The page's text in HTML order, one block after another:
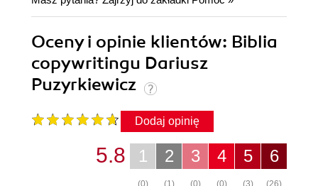
Oceny i opinie klientów: Biblia
copywritingu Dariusz
Puzyrkiewicz
Dodaj opinię
6
(26)
5
(3)
4
(0)
3
(0)
2
(1)
1
(0)
5.8